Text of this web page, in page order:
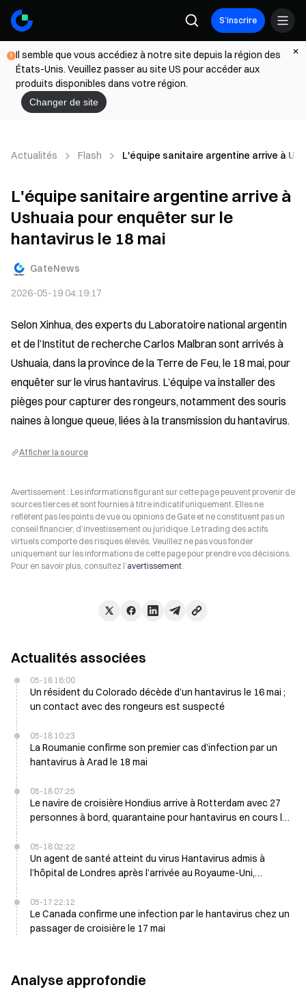
S’inscrire
Il semble que vous accédiez à notre site depuis la région des
États-Unis. Veuillez passer au site US pour accéder aux
produits disponibles dans votre région.
Changer de site
Actualités Flash L'équipe sanitaire argentine arrive à
L'équipe sanitaire argentine arrive à
Ushuaia pour enquêter sur le
hantavirus le 18 mai
GateNews
2026-05-19 04:19:17
Selon Xinhua, des experts du Laboratoire national argentin
et de l’Institut de recherche Carlos Malbran sont arrivés à
Ushuaia, dans la province de la Terre de Feu, le 18 mai, pour
enquêter sur le virus hantavirus. L’équipe va installer des
pièges pour capturer des rongeurs, notamment des souris
naines à longue queue, liées à la transmission du hantavirus.
Afficher la source
Avertissement : Les informations figurant sur cette page peuvent provenir de
sources tierces et sont fournies à titre indicatif uniquement. Elles ne
reflètent pas les points de vue ou opinions de Gate et ne constituent pas un
conseil financier, d’investissement ou juridique. Le trading des actifs
virtuels comporte des risques élevés. Veuillez ne pas vous fonder
uniquement sur les informations de cette page pour prendre vos décisions.
Pour en savoir plus, consultez l’avertissement.
Actualités associées
05-18 16:00
Un résident du Colorado décède d’un hantavirus le 16 mai ;
un contact avec des rongeurs est suspecté
05-18 10:23
La Roumanie confirme son premier cas d’infection par un
hantavirus à Arad le 18 mai
05-18 07:25
Le navire de croisière Hondius arrive à Rotterdam avec 27
personnes à bord, quarantaine pour hantavirus en cours le
05-18 02:22
Un agent de santé atteint du virus Hantavirus admis à
l’hôpital de Londres après l’arrivée au Royaume-Uni,
05-17 22:12
Le Canada confirme une infection par le hantavirus chez un
passager de croisière le 17 mai
Analyse approfondie